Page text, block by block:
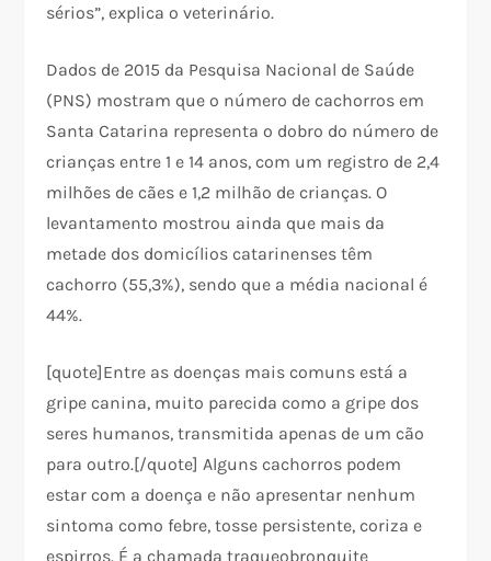
sérios”, explica o veterinário.
Dados de 2015 da Pesquisa Nacional de Saúde
(PNS) mostram que o número de cachorros em
Santa Catarina representa o dobro do número de
crianças entre 1 e 14 anos, com um registro de 2,4
milhões de cães e 1,2 milhão de crianças. O
levantamento mostrou ainda que mais da
metade dos domicílios catarinenses têm
cachorro (55,3%), sendo que a média nacional é
44%.
[quote]Entre as doenças mais comuns está a
gripe canina, muito parecida como a gripe dos
seres humanos, transmitida apenas de um cão
para outro.[/quote] Alguns cachorros podem
estar com a doença e não apresentar nenhum
sintoma como febre, tosse persistente, coriza e
espirros. É a chamada traqueobronquite